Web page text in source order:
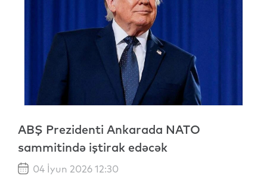
ABŞ Prezidenti Ankarada NATO
sammitində iştirak edəcək
04 İyun 2026 12:30